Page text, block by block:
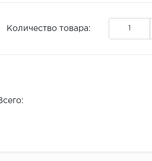
Количество товара: